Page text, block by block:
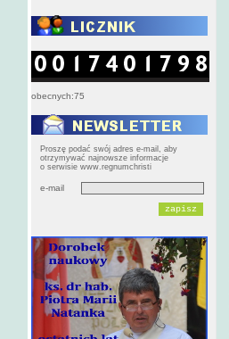
obecnych:75
Proszę podać swój adres e-mail, aby
otrzymywać najnowsze informacje
o serwisie www.regnumchristi
e-mail